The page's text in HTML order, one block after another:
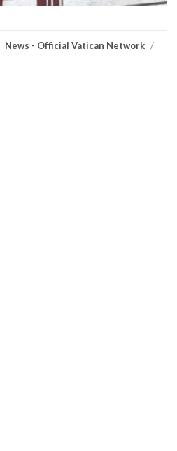
News - Official Vatican Network /